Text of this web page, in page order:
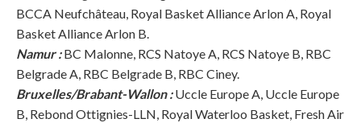
BCCA Neufchâteau, Royal Basket Alliance Arlon A, Royal
Basket Alliance Arlon B.
Namur :BC Malonne, RCS Natoye A, RCS Natoye B, RBC
Belgrade A, RBC Belgrade B, RBC Ciney.
Bruxelles/Brabant-Wallon :Uccle Europe A, Uccle Europe
B, Rebond Ottignies-LLN, Royal Waterloo Basket, Fresh Air